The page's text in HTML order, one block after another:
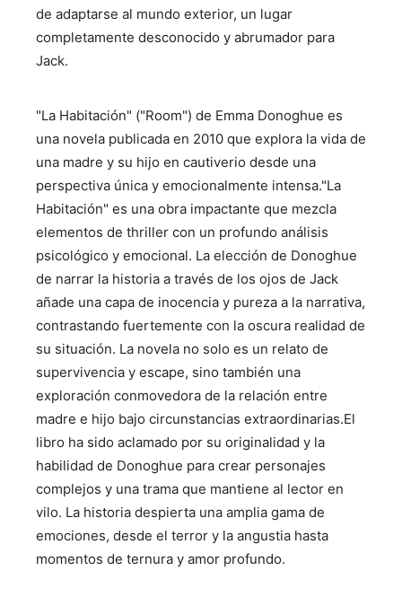
de adaptarse al mundo exterior, un lugar
completamente desconocido y abrumador para
Jack.
"La Habitación" ("Room") de Emma Donoghue es
una novela publicada en 2010 que explora la vida de
una madre y su hijo en cautiverio desde una
perspectiva única y emocionalmente intensa."La
Habitación" es una obra impactante que mezcla
elementos de thriller con un profundo análisis
psicológico y emocional. La elección de Donoghue
de narrar la historia a través de los ojos de Jack
añade una capa de inocencia y pureza a la narrativa,
contrastando fuertemente con la oscura realidad de
su situación. La novela no solo es un relato de
supervivencia y escape, sino también una
exploración conmovedora de la relación entre
madre e hijo bajo circunstancias extraordinarias.El
libro ha sido aclamado por su originalidad y la
habilidad de Donoghue para crear personajes
complejos y una trama que mantiene al lector en
vilo. La historia despierta una amplia gama de
emociones, desde el terror y la angustia hasta
momentos de ternura y amor profundo.